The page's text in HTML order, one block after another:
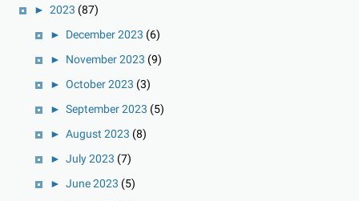
► 2023 (87)
► December 2023 (6)
► November 2023 (9)
► October 2023 (3)
► September 2023 (5)
► August 2023 (8)
► July 2023 (7)
► June 2023 (5)